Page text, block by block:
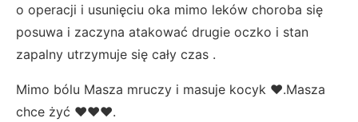
o operacji i usunięciu oka mimo leków choroba się
posuwa i zaczyna atakować drugie oczko i stan
zapalny utrzymuje się cały czas .
Mimo bólu Masza mruczy i masuje kocyk ♥️.Masza
chce żyć ♥️♥️♥️.